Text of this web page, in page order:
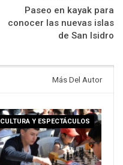
Paseo en kayak para
conocer las nuevas islas
de San Isidro
Más Del Autor
CULTURA Y ESPECTÁCULOS